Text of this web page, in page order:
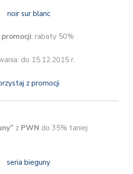
: rabaty 50%
do 15.12.2015 r.
z promocji
z PWN do 35% taniej.